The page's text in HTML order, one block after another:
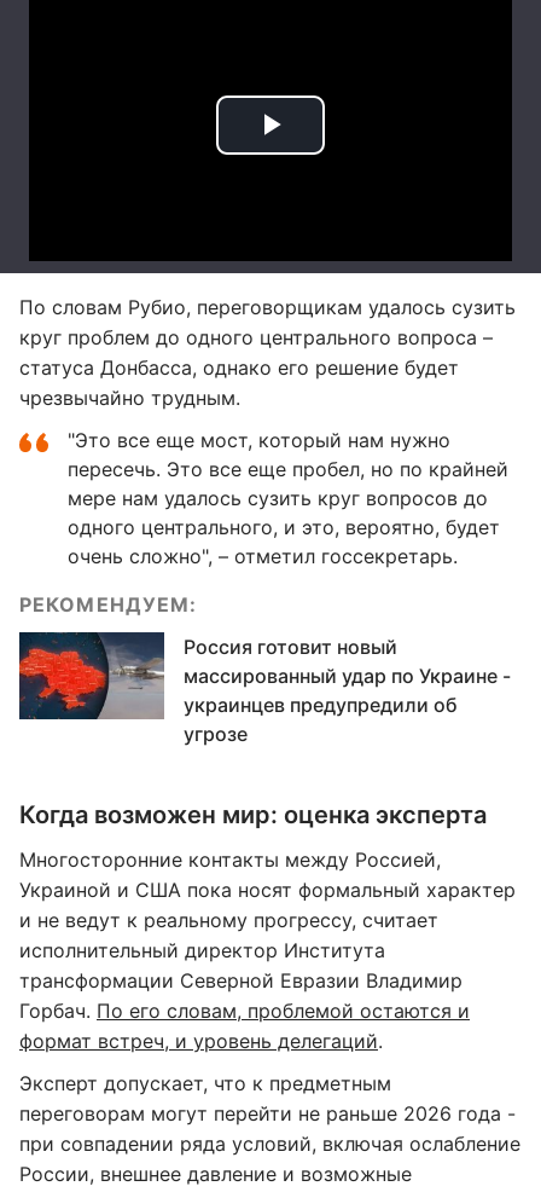
По словам Рубио, переговорщикам удалось сузить
круг проблем до одного центрального вопроса –
статуса Донбасса, однако его решение будет
чрезвычайно трудным.
"Это все еще мост, который нам нужно
пересечь. Это все еще пробел, но по крайней
мере нам удалось сузить круг вопросов до
одного центрального, и это, вероятно, будет
очень сложно", – отметил госсекретарь.
РЕКОМЕНДУЕМ:
Россия готовит новый
массированный удар по Украине -
украинцев предупредили об
угрозе
Когда возможен мир: оценка эксперта
Многосторонние контакты между Россией,
Украиной и США пока носят формальный характер
и не ведут к реальному прогрессу, считает
исполнительный директор Института
трансформации Северной Евразии Владимир
Горбач. По его словам, проблемой остаются и
формат встреч, и уровень делегаций.
Эксперт допускает, что к предметным
переговорам могут перейти не раньше 2026 года -
при совпадении ряда условий, включая ослабление
России, внешнее давление и возможные